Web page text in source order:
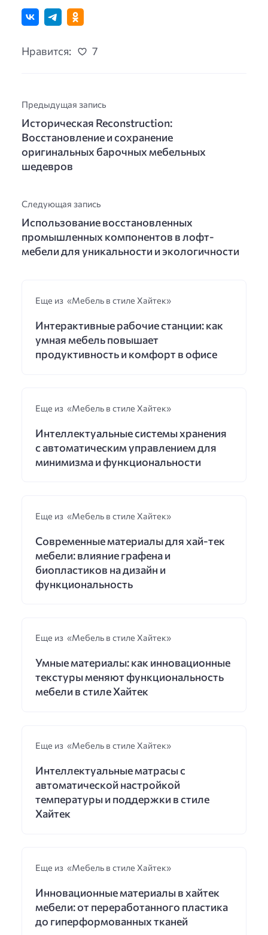
Нравится: 7
Предыдущая запись
Историческая Reconstruction:
Восстановление и сохранение
оригинальных барочных мебельных
шедевров
Следующая запись
Использование восстановленных
промышленных компонентов в лофт-
мебели для уникальности и экологичности
Еще из «Мебель в стиле Хайтек»
Интерактивные рабочие станции: как
умная мебель повышает
продуктивность и комфорт в офисе
Еще из «Мебель в стиле Хайтек»
Интеллектуальные системы хранения
с автоматическим управлением для
минимизма и функциональности
Еще из «Мебель в стиле Хайтек»
Современные материалы для хай-тек
мебели: влияние графена и
биопластиков на дизайн и
функциональность
Еще из «Мебель в стиле Хайтек»
Умные материалы: как инновационные
текстуры меняют функциональность
мебели в стиле Хайтек
Еще из «Мебель в стиле Хайтек»
Интеллектуальные матрасы с
автоматической настройкой
температуры и поддержки в стиле
Хайтек
Еще из «Мебель в стиле Хайтек»
Инновационные материалы в хайтек
мебели: от переработанного пластика
до гиперформованных тканей